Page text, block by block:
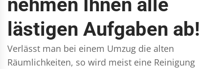
lästigen Aufgaben ab!
Verlässt man bei einem Umzug die alten
Räumlichkeiten, so wird meist eine Reinigung